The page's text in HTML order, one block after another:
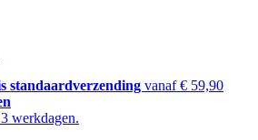
standaardverzending vanaf € 59,90
werkdagen.